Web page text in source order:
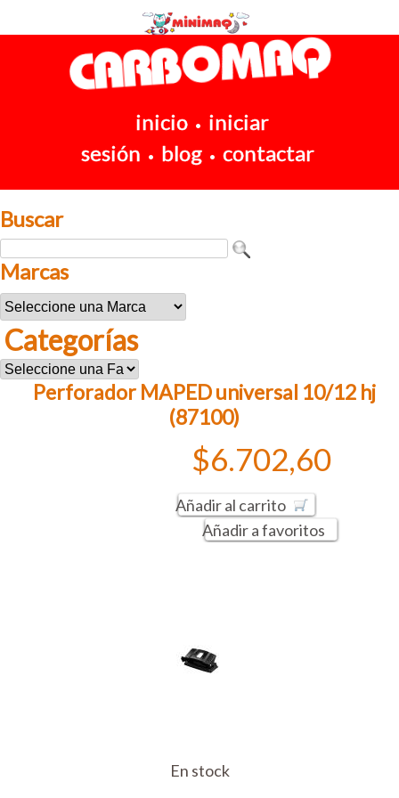
inicio • iniciar
sesión • blog • contactar
Buscar
Marcas
Categorías
Perforador MAPED universal 10/12 hj
(87100)
$6.702,60
Añadir al carrito
Añadir a favoritos
En stock